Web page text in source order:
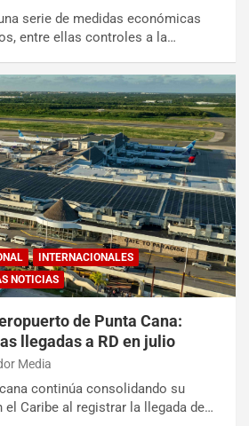
serie de medidas económicas
entre ellas controles a la…
INTERNACIONALES
NOTICIAS
de Punta Cana:
llegadas a RD en julio
Media
continúa consolidando su
el Caribe al registrar la llegada de…